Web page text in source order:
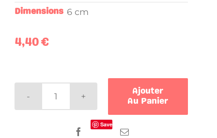
Dimensions 6 cm
4,40€
quantité
Bombe
Ajouter
Au Panier
Save